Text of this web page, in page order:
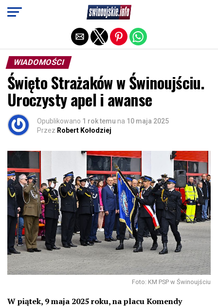
WIADOMOŚCI
Święto Strażaków w Świnoujściu.
Uroczysty apel i awanse
Opublikowano 1 rok temu na 10 maja 2025
Przez Robert Kołodziej
Foto: KM PSP w Świnoujściu
W piątek, 9 maja 2025 roku, na placu Komendy
Exit mobile version